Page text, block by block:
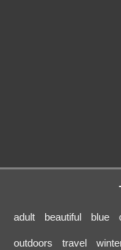
adult beautiful blue
outdoors travel